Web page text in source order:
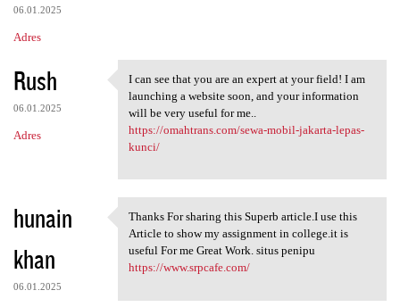
06.01.2025
Adres
Rush
06.01.2025
Adres
I can see that you are an
I can see that you are an expert at your field! I am
launching a website soon, and your information
will be very useful for me..
https://omahtrans.com/sewa-mobil-jakarta-lepas-
kunci/
hunain
khan
06.01.2025
Thanks For sharing this
Thanks For sharing this Superb article.I use this
Article to show my assignment in college.it is
useful For me Great Work. situs penipu
https://www.srpcafe.com/